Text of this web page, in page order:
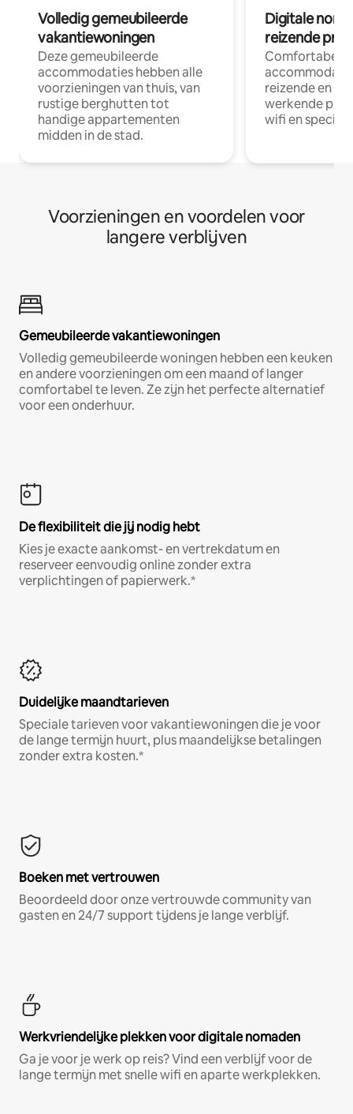
Volledig gemeubileerde
vakantiewoningen
Deze gemeubileerde
accommodaties hebben alle
voorzieningen van thuis, van
rustige berghutten tot
handige appartementen
midden in de stad.
Digitale
reizende
Comfortabele
reizende en
werkende
wifi en
Voorzieningen en voordelen voor
langere verblijven
Gemeubileerde vakantiewoningen
Volledig gemeubileerde woningen hebben een keuken
en andere voorzieningen om een maand of langer
comfortabel te leven. Ze zijn het perfecte alternatief
voor een onderhuur.
De flexibiliteit die jij nodig hebt
Kies je exacte aankomst- en vertrekdatum en
reserveer eenvoudig online zonder extra
verplichtingen of papierwerk.*
Duidelijke maandtarieven
Speciale tarieven voor vakantiewoningen die je voor
de lange termijn huurt, plus maandelijkse betalingen
zonder extra kosten.*
Boeken met vertrouwen
Beoordeeld door onze vertrouwde community van
gasten en 24/7 support tijdens je lange verblijf.
Werkvriendelijke plekken voor digitale nomaden
Ga je voor je werk op reis? Vind een verblijf voor de
lange termijn met snelle wifi en aparte werkplekken.